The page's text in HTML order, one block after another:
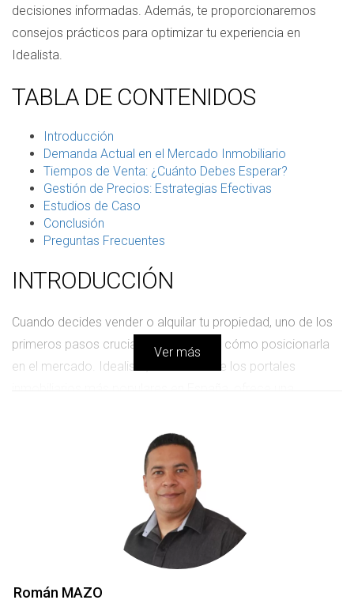
decisiones informadas. Además, te proporcionaremos
consejos prácticos para optimizar tu experiencia en
Idealista.
TABLA DE CONTENIDOS
Introducción
Demanda Actual en el Mercado Inmobiliario
Tiempos de Venta: ¿Cuánto Debes Esperar?
Gestión de Precios: Estrategias Efectivas
Estudios de Caso
Conclusión
Preguntas Frecuentes
INTRODUCCIÓN
Cuando decides vender o alquilar tu propiedad, uno de los
primeros pasos cruciales es entender cómo posicionarla
en el mercado. Idealista, como uno de los portales
cada día. Sin embargo, no basta con listar tu propiedad;
necesitas una estrategia clara que contemple la demanda
del mercado, los tiempos estimados para una venta
efectiva y cómo gestionar adecuadamente el precio para
atraer a potenciales compradores o inquilinos. A lo largo
de este artículo, desglosaremos estos aspectos y te
ofreceremos consejos prácticos que te ayudarán a
navegar por el mundo inmobiliario con confianza.
Ver más
Román MAZO